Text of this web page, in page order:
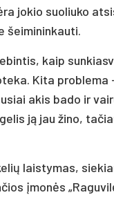
jokio suoliuko
šeimininkauti.
kaip
Kita problema
akis bado ir
ją jau žino,
laistymas,
įmonės